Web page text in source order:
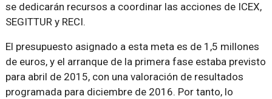
se dedicarán recursos a coordinar las acciones de ICEX,
SEGITTUR y RECI.
El presupuesto asignado a esta meta es de 1,5 millones
de euros, y el arranque de la primera fase estaba previsto
para abril de 2015, con una valoración de resultados
programada para diciembre de 2016. Por tanto, lo